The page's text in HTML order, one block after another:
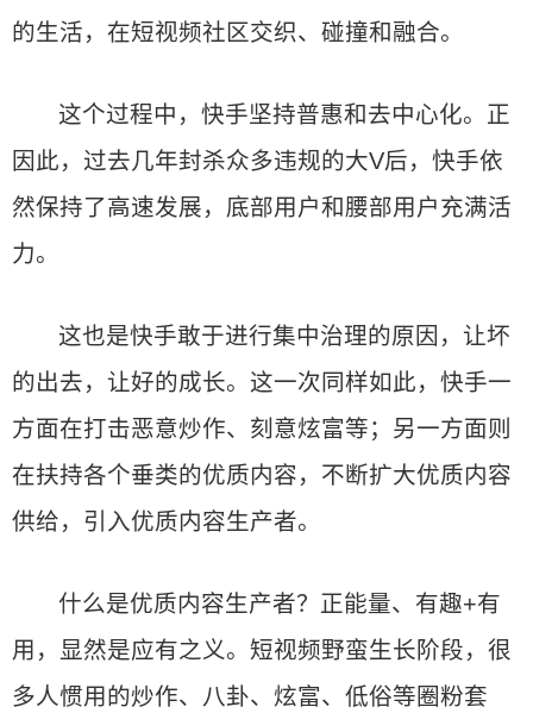
的生活，在短视频社区交织、碰撞和融合。
这个过程中，快手坚持普惠和去中心化。正
因此，过去几年封杀众多违规的大V后，快手依
然保持了高速发展，底部用户和腰部用户充满活
力。
这也是快手敢于进行集中治理的原因，让坏
的出去，让好的成长。这一次同样如此，快手一
方面在打击恶意炒作、刻意炫富等；另一方面则
在扶持各个垂类的优质内容，不断扩大优质内容
供给，引入优质内容生产者。
什么是优质内容生产者？正能量、有趣+有
用，显然是应有之义。短视频野蛮生长阶段，很
多人惯用的炒作、八卦、炫富、低俗等圈粉套